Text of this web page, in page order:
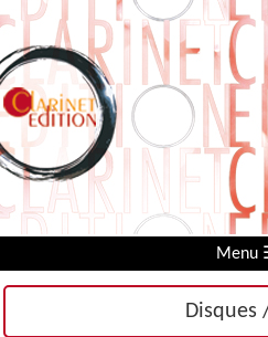
Menu
Disques